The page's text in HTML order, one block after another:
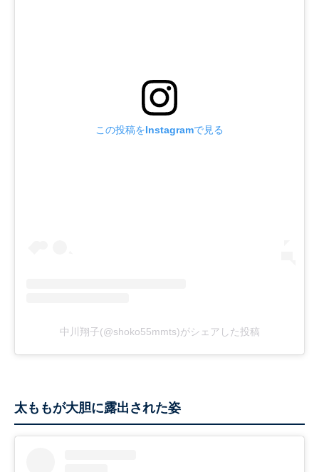
この投稿をInstagramで見る
中川翔子(@shoko55mmts)がシェアした投稿
太ももが大胆に露出された姿